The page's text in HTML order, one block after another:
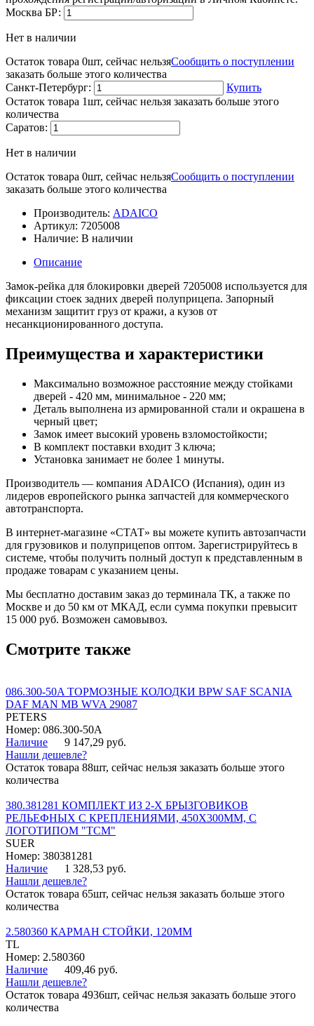
Москва БР:
Нет в наличии
Сообщить о поступлении
Остаток товара 0шт, сейчас нельзя
заказать больше этого количества
Санкт-Петербург:
Купить
Остаток товара 1шт, сейчас нельзя заказать больше этого
количества
Саратов:
Нет в наличии
Сообщить о поступлении
Остаток товара 0шт, сейчас нельзя
заказать больше этого количества
Производитель: ADAICO
Артикул: 7205008
Наличие: В наличии
Описание
Замок-рейка для блокировки дверей 7205008 используется для
фиксации стоек задних дверей полуприцепа. Запорный
механизм защитит груз от кражи, а кузов от
несанкционированного доступа.
Преимущества и характеристики
Максимально возможное расстояние между стойками
дверей - 420 мм, минимальное - 220 мм;
Деталь выполнена из армированной стали и окрашена в
черный цвет;
Замок имеет высокий уровень взломостойкости;
В комплект поставки входит 3 ключа;
Установка занимает не более 1 минуты.
Производитель — компания ADAICO (Испания), один из
лидеров европейского рынка запчастей для коммерческого
автотранспорта.
В интернет-магазине «СТАТ» вы можете купить автозапчасти
для грузовиков и полуприцепов оптом. Зарегистрируйтесь в
системе, чтобы получить полный доступ к представленным в
продаже товарам с указанием цены.
Мы бесплатно доставим заказ до терминала ТК, а также по
Москве и до 50 км от МКАД, если сумма покупки превысит
15 000 руб. Возможен самовывоз.
Смотрите также
086.300-50A ТОРМОЗНЫЕ КОЛОДКИ BPW SAF SCANIA
DAF MAN MB WVA 29087
PETERS
Номер: 086.300-50A
Наличие
9 147,29 руб.
Нашли дешевле?
Остаток товара 88шт, сейчас нельзя заказать больше этого
количества
380.381281 КОМПЛЕКТ ИЗ 2-Х БРЫЗГОВИКОВ
РЕЛЬЕФНЫХ С КРЕПЛЕНИЯМИ, 450Х300ММ, С
ЛОГОТИПОМ "ТСМ"
SUER
Номер: 380381281
Наличие
1 328,53 руб.
Нашли дешевле?
Остаток товара 65шт, сейчас нельзя заказать больше этого
количества
2.580360 КАРМАН СТОЙКИ, 120ММ
TL
Номер: 2.580360
Наличие
409,46 руб.
Нашли дешевле?
Остаток товара 4936шт, сейчас нельзя заказать больше этого
количества